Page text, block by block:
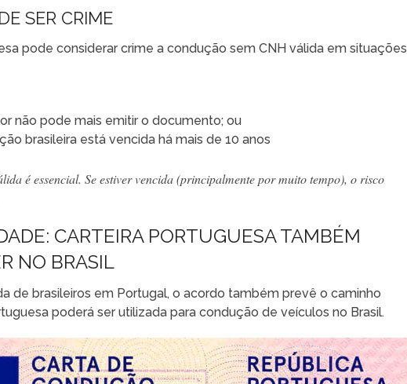
SER CRIME
pode considerar crime a condução sem CNH válida em situações
não pode mais emitir o documento; ou
brasileira está vencida há mais de 10 anos
é essencial. Se estiver vencida (principalmente por muito tempo), o risco
CARTEIRA PORTUGUESA TAMBÉM
NO BRASIL
de brasileiros em Portugal, o acordo também prevê o caminho
poderá ser utilizada para condução de veículos no Brasil.